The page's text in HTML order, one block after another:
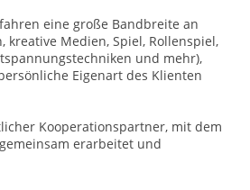
eine große Bandbreite an
kreative Medien, Spiel, Rollenspiel,
und mehr),
Eigenart des Klienten
Kooperationspartner, mit dem
erarbeitet und